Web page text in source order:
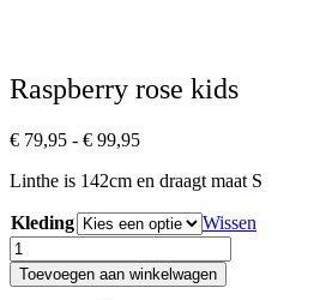
Raspberry rose kids
€ 79,95 - € 99,95Prijsklasse:
tot
Linthe is 142cm en draagt maat S
Kleding
Wissen
Raspberry
rose
kids
Toevoegen aan winkelwagen